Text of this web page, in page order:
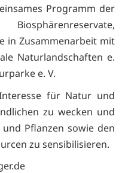
Programm der
in Zusammenarbeit mit
Naturlandschaften e.
e. V.
für Natur und
zu wecken und
Pflanzen sowie den
zu sensibilisieren.